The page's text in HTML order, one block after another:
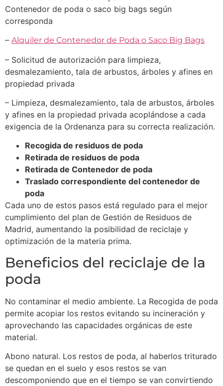
Contenedor de poda o saco big bags según
corresponda
– Alquiler de Contenedor de Poda o Saco Big Bags
– Solicitud de autorización para limpieza,
desmalezamiento, tala de arbustos, árboles y afines en
propiedad privada
– Limpieza, desmalezamiento, tala de arbustos, árboles
y afines en la propiedad privada acoplándose a cada
exigencia de la Ordenanza para su correcta realización.
Recogida de residuos de poda
Retirada de residuos de poda
Retirada de Contenedor de poda
Traslado correspondiente del contenedor de
poda
Cada uno de estos pasos está regulado para el mejor
cumplimiento del plan de Gestión de Residuos de
Madrid, aumentando la posibilidad de reciclaje y
optimización de la materia prima.
Beneficios del reciclaje de la
poda
No contaminar el medio ambiente. La Recogida de poda
permite acopiar los restos evitando su incineración y
aprovechando las capacidades orgánicas de este
material.
Abono natural. Los restos de poda, al haberlos triturado
se quedan en el suelo y esos restos se van
descomponiendo que en el tiempo se van convirtiendo